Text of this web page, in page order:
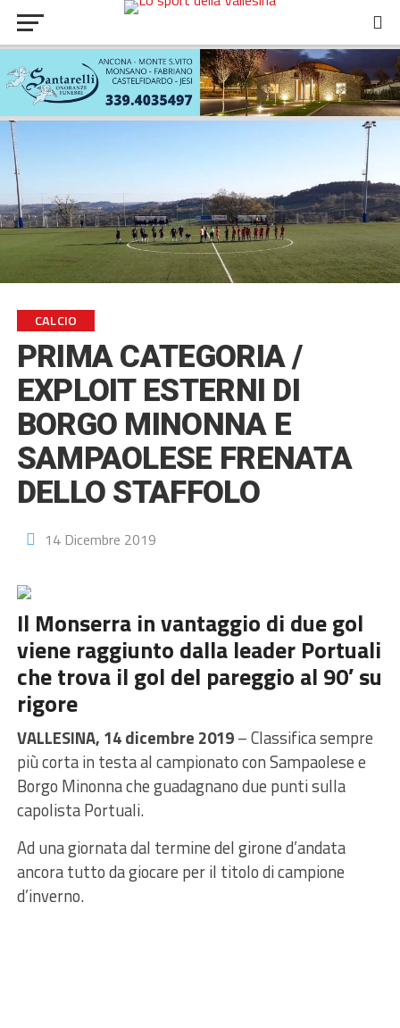
CALCIO
PRIMA CATEGORIA /
EXPLOIT ESTERNI DI
BORGO MINONNA E
SAMPAOLESE FRENATA
DELLO STAFFOLO
14 Dicembre 2019
Il Monserra in vantaggio di due gol
viene raggiunto dalla leader Portuali
che trova il gol del pareggio al 90′ su
rigore
VALLESINA, 14 dicembre 2019– Classifica sempre
più corta in testa al campionato con Sampaolese e
Borgo Minonna che guadagnano due punti sulla
capolista Portuali.
Ad una giornata dal termine del girone d’andata
ancora tutto da giocare per il titolo di campione
d’inverno.